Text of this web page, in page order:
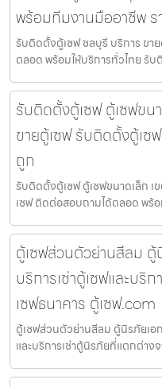
พร้อมทีมงานมืออาชีพ ร
รับติดตั้งตู้เซฟ ชลบุรี บริการ ข
ตลอด พร้อมให้บริการทั่วไทย รั
รับติดตั้งตู้เซฟ ตู้เซฟขน
ขายตู้เซฟ รับติดตั้งตู้เซ
ถูก
รับติดตั้งตู้เซฟ ตู้เซฟขนาดเล็ก
เซฟ ติดต่อสอบถามได้ตลอด พร้อ
ตู้เซฟส่วนตัวย่านสีลม ตู้
บริการเช่าตู้เซฟและบริ
เซฟธนาคาร ตู้เซฟ.com
ตู้เซฟส่วนตัวย่านสีลม ตู้นิรภัยเอ
และบริการเช่าตู้นิรภัยที่แตกต่าง